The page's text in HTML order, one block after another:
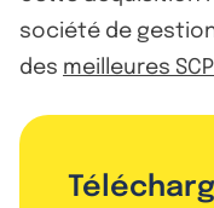
société de
des meilleures SCPI